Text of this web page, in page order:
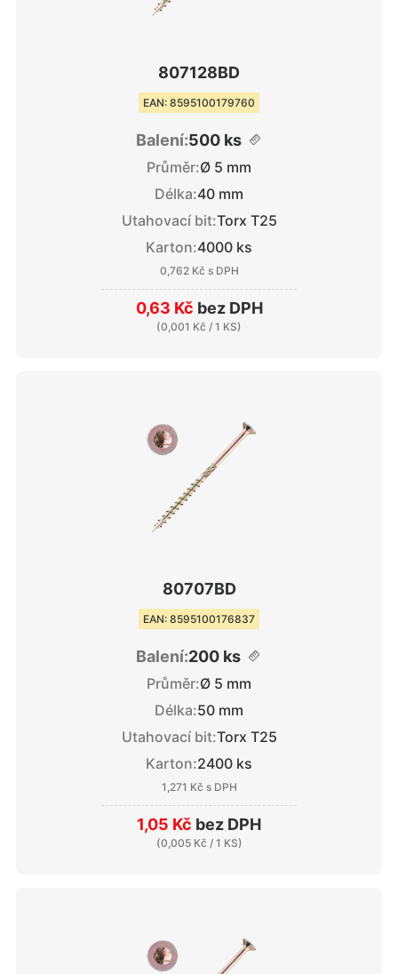
807128BD
EAN: 8595100179760
Balení:500 ks
Průměr:Ø 5 mm
Délka:40 mm
Utahovací bit:Torx T25
Karton:4000 ks
0,762 Kč s DPH
0,63 Kč bez DPH
(0,001 Kč / 1 KS)
80707BD
EAN: 8595100176837
Balení:200 ks
Průměr:Ø 5 mm
Délka:50 mm
Utahovací bit:Torx T25
Karton:2400 ks
1,271 Kč s DPH
1,05 Kč bez DPH
(0,005 Kč / 1 KS)